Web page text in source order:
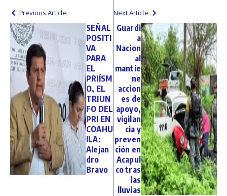
Previous Article
SEÑAL
POSITI
VA
PARA
EL
PRIÍSM
O, EL
TRIUN
FO DEL
PRI EN
COAHU
ILA:
Alejan
dro
Bravo
Next Article
Guardi
a
Nacion
al
mantie
ne
accion
es de
apoyo,
vigilan
cia y
preven
ción en
Acapul
co tras
las
lluvias